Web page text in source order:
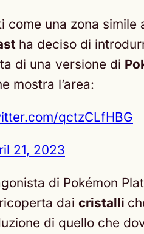
come una zona
ha deciso di
di una versione di
mostra l’area:
qctzCLfHBG
21, 2023
di Pokémon
dai cristalli
di quello che